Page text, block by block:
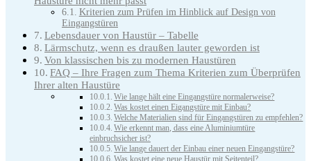
Kriterien zum Prüfen im Hinblick auf Design von
Eingangstüren
Lebensdauer von Haustür – Tabelle
Lärmschutz, wenn es draußen lauter geworden ist
Von klassischen bis zu modernen Haustüren
FAQ – Ihre Fragen zum Thema Kriterien zum Überprüfen
Ihrer alten Haustüre
Wie lange hält eine Eingangstüre normalerweise?
Was kostet einen Eigangstüre mit Einbau?
Welche Materialien sind für Eingangstüren zu empfehlen?
Wie erkennt man, dass eine Aluminiumtüre
einbruchsicher ist?
Wie lange dauert der Einbau einer neuen Eingangstüre?